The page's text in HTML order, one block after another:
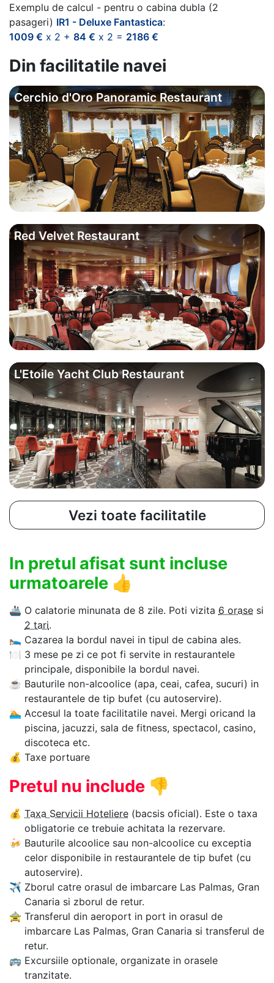
Exemplu de calcul - pentru o cabina dubla (2
pasageri) IR1 - Deluxe Fantastica:
1009 € x 2 + 84 € x 2 = 2186 €
Din facilitatile navei
Cerchio d'Oro Panoramic Restaurant
Red Velvet Restaurant
L'Etoile Yacht Club Restaurant
Vezi toate facilitatile
In pretul afisat sunt incluse
urmatoarele 👍
🚢 O calatorie minunata de 8 zile. Poti vizita 6 orase si
2 tari.
🛌 Cazarea la bordul navei in tipul de cabina ales.
🍽 3 mese pe zi ce pot fi servite in restaurantele
principale, disponibile la bordul navei.
☕ Bauturile non-alcoolice (apa, ceai, cafea, sucuri) in
restaurantele de tip bufet (cu autoservire).
🏊‍ Accesul la toate facilitatile navei. Mergi oricand la
piscina, jacuzzi, sala de fitness, spectacol, casino,
discoteca etc.
💰 Taxe portuare
Pretul nu include 👎
💰 Taxa Servicii Hoteliere (bacsis oficial). Este o taxa
obligatorie ce trebuie achitata la rezervare.
🍻 Bauturile alcoolice sau non-alcoolice cu exceptia
celor disponibile in restaurantele de tip bufet (cu
autoservire).
✈ Zborul catre orasul de imbarcare Las Palmas, Gran
Canaria si zborul de retur.
🚖 Transferul din aeroport in port in orasul de
imbarcare Las Palmas, Gran Canaria si transferul de
retur.
🚌 Excursiile optionale, organizate in orasele
tranzitate.